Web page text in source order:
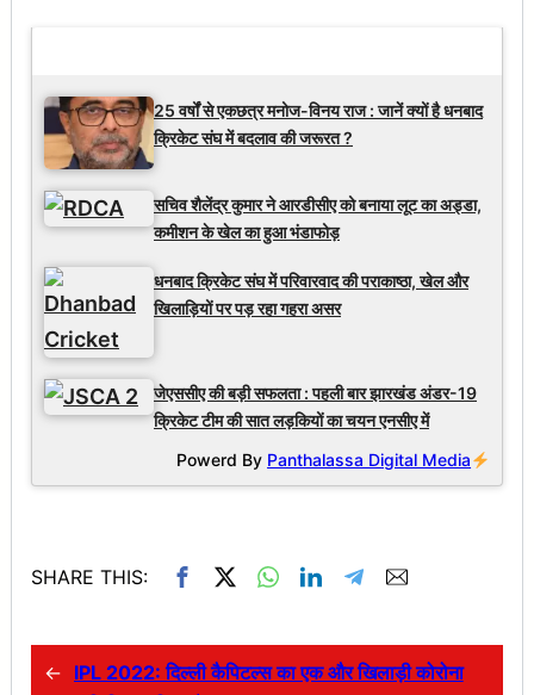
25 वर्षों से एकछत्र मनोज-विनय राज : जानें क्यों है धनबाद
क्रिकेट संघ में बदलाव की जरूरत ?
सचिव शैलेंद्र कुमार ने आरडीसीए को बनाया लूट का अड्डा,
कमीशन के खेल का हुआ भंडाफोड़
धनबाद क्रिकेट संघ में परिवारवाद की पराकाष्ठा, खेल और
खिलाड़ियों पर पड़ रहा गहरा असर
जेएससीए की बड़ी सफलता : पहली बार झारखंड अंडर-19
क्रिकेट टीम की सात लड़कियों का चयन एनसीए में
Powerd By Panthalassa Digital Media
SHARE THIS:
← IPL 2022: दिल्ली कैपिटल्स का एक और खिलाड़ी कोरोना